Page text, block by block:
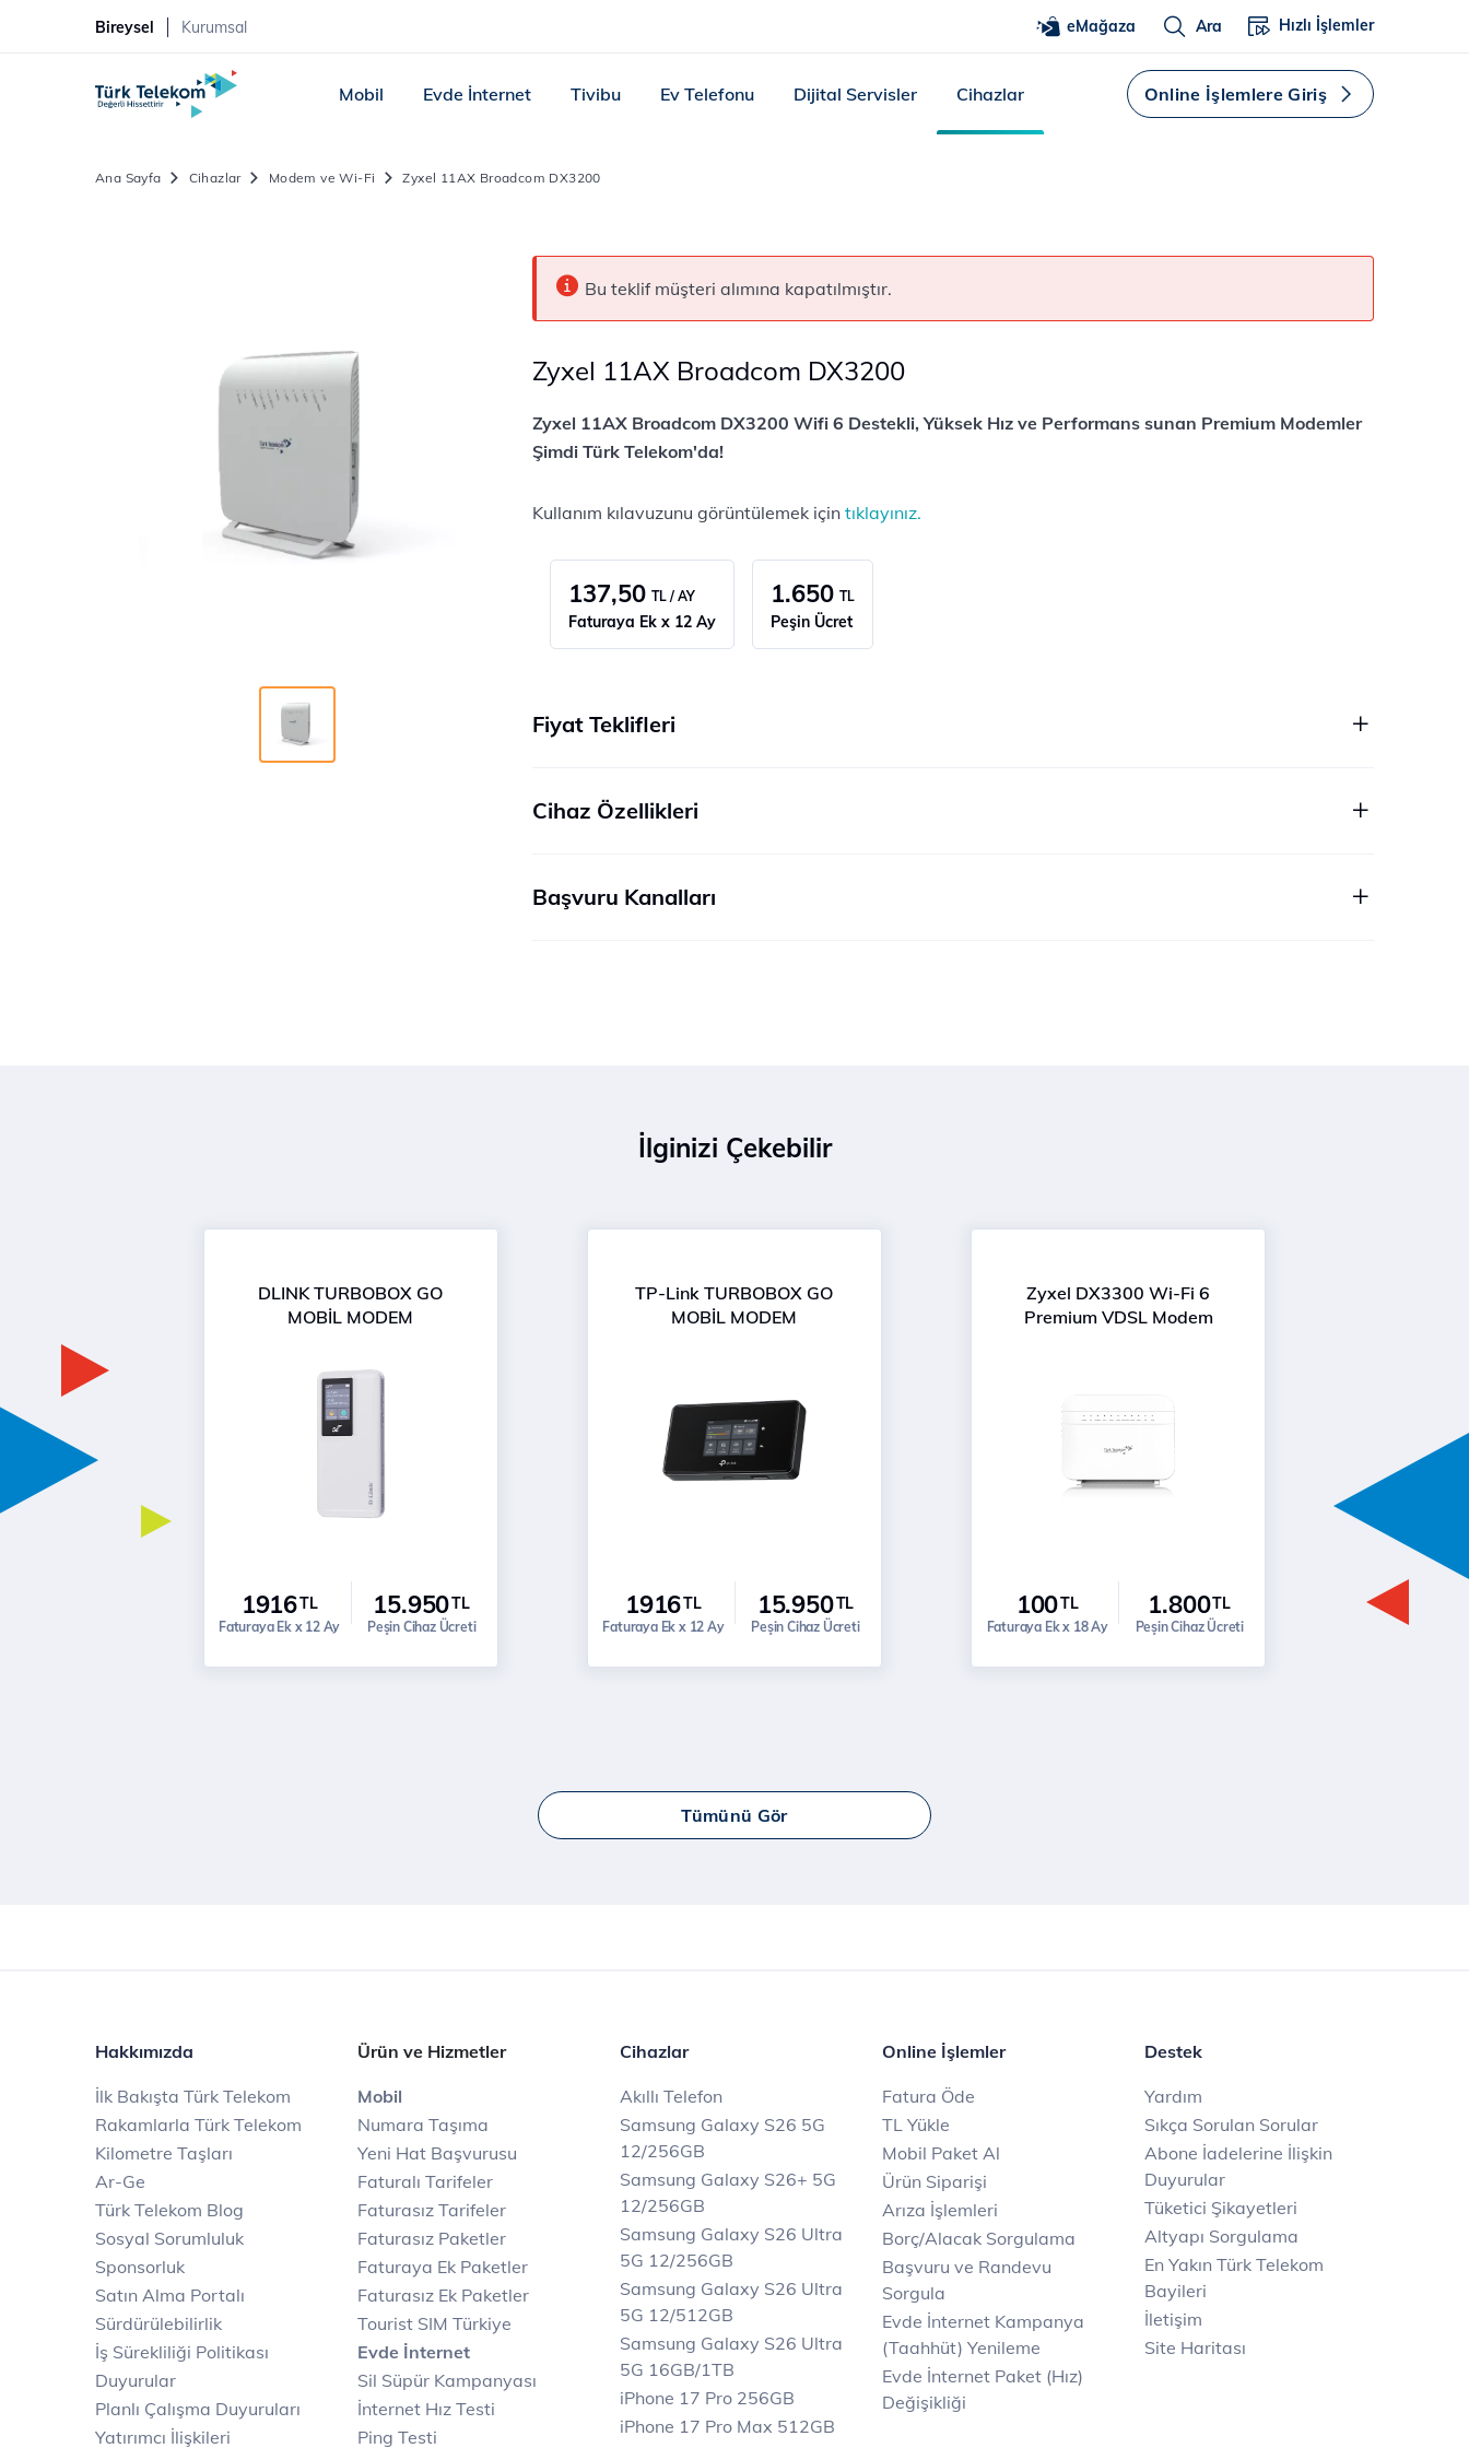
Bireysel Kurumsal eMağaza Ara Hızlı İşlemler
Mobil Evde İnternet Tivibu Ev Telefonu Dijital Servisler Cihazlar Online İşlemlere Giriş
Ana Sayfa Cihazlar Modem ve Wi-Fi Zyxel 11AX Broadcom DX3200
Bu teklif müşteri alımına kapatılmıştır.
Zyxel 11AX Broadcom DX3200
Zyxel 11AX Broadcom DX3200 Wifi 6 Destekli, Yüksek Hız ve Performans sunan Premium Modemler
Şimdi Türk Telekom'da!
Kullanım kılavuzunu görüntülemek için tıklayınız.
137,50 TL / AY
Faturaya Ek x 12 Ay
1.650 TL
Peşin Ücret
Fiyat Teklifleri
Cihaz Özellikleri
Başvuru Kanalları
İlginizi Çekebilir
DLINK TURBOBOX GO
MOBİL MODEM
1916TL
Faturaya Ek x 12 Ay
15.950TL
Peşin Cihaz Ücreti
TP-Link TURBOBOX GO
MOBİL MODEM
1916TL
Faturaya Ek x 12 Ay
15.950TL
Peşin Cihaz Ücreti
Zyxel DX3300 Wi-Fi 6
Premium VDSL Modem
100TL
Faturaya Ek x 18 Ay
1.800TL
Peşin Cihaz Ücreti
Tümünü Gör
Hakkımızda
İlk Bakışta Türk Telekom
Rakamlarla Türk Telekom
Kilometre Taşları
Ar-Ge
Türk Telekom Blog
Sosyal Sorumluluk
Sponsorluk
Satın Alma Portalı
Sürdürülebilirlik
İş Sürekliliği Politikası
Duyurular
Planlı Çalışma Duyuruları
Yatırımcı İlişkileri
Ürün ve Hizmetler
Mobil
Numara Taşıma
Yeni Hat Başvurusu
Faturalı Tarifeler
Faturasız Tarifeler
Faturasız Paketler
Faturaya Ek Paketler
Faturasız Ek Paketler
Tourist SIM Türkiye
Evde İnternet
Sil Süpür Kampanyası
İnternet Hız Testi
Ping Testi
Cihazlar
Akıllı Telefon
Samsung Galaxy S26 5G
12/256GB
Samsung Galaxy S26+ 5G
12/256GB
Samsung Galaxy S26 Ultra
5G 12/256GB
Samsung Galaxy S26 Ultra
5G 12/512GB
Samsung Galaxy S26 Ultra
5G 16GB/1TB
iPhone 17 Pro 256GB
iPhone 17 Pro Max 512GB
Online İşlemler
Fatura Öde
TL Yükle
Mobil Paket Al
Ürün Siparişi
Arıza İşlemleri
Borç/Alacak Sorgulama
Başvuru ve Randevu
Sorgula
Evde İnternet Kampanya
(Taahhüt) Yenileme
Evde İnternet Paket (Hız)
Değişikliği
Destek
Yardım
Sıkça Sorulan Sorular
Abone İadelerine İlişkin
Duyurular
Tüketici Şikayetleri
Altyapı Sorgulama
En Yakın Türk Telekom
Bayileri
İletişim
Site Haritası